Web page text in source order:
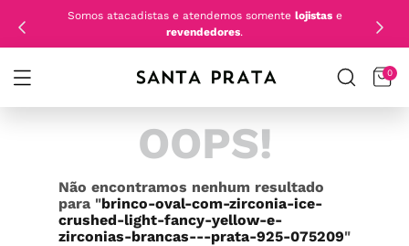
Somos atacadistas e atendemos somente lojistase
revendedores.
0
OOPS!
Não encontramos nenhum resultado
para "brinco-oval-com-zirconia-ice-
crushed-light-fancy-yellow-e-
zirconias-brancas---prata-925-075209"